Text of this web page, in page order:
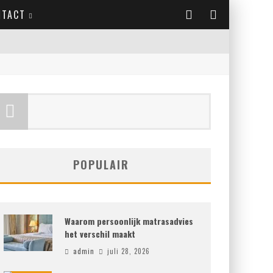
POPULAIR
Waarom persoonlijk matrasadvies
het verschil maakt
admin juli 28, 2026